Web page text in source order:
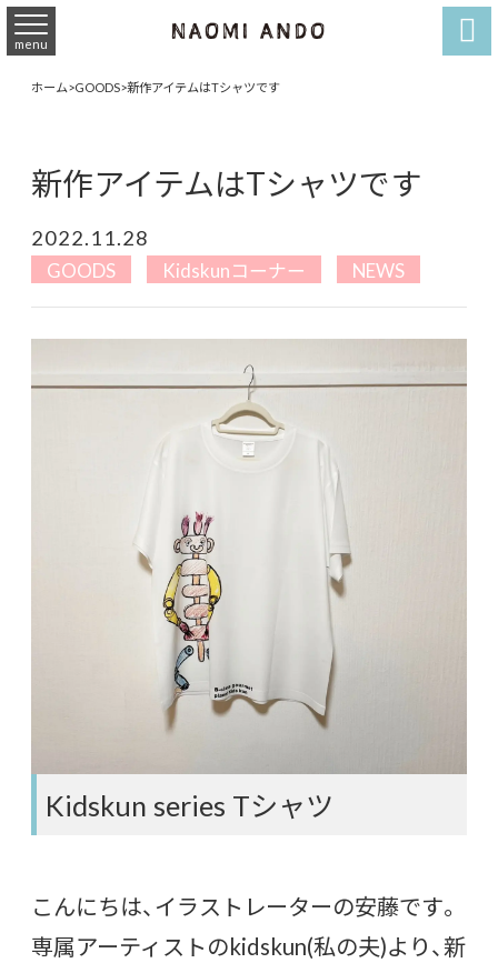
menu 
ホーム>GOODS>新作アイテムはTシャツです
新作アイテムはTシャツです
2022.11.28
GOODS Kidskunコーナー NEWS
Kidskun series Tシャツ
こんにちは、イラストレーターの安藤です。
専属アーティストのkidskun(私の夫)より、新